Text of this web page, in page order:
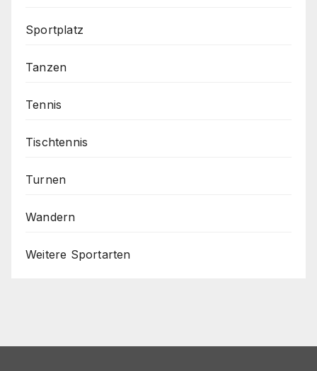
Sportplatz
Tanzen
Tennis
Tischtennis
Turnen
Wandern
Weitere Sportarten